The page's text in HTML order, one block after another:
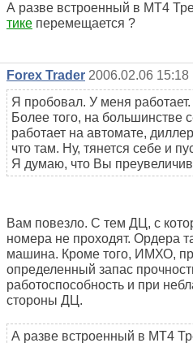
А разве встроенный в МТ4
тике перемещается ?
Forex Trader 2006.02.06 15:18
Я пробовал. У меня работает.
Более того, на большинстве
работает на автомате,
что там. Ну, тянется себе и
Я думаю, что Вы
Вам повезло. С тем ДЦ, с
номера не проходят. Ордера
машина. Кроме того, ИМХО,
определенный запас
работоспособность и при
стороны ДЦ.
А разве встроенный в МТ4